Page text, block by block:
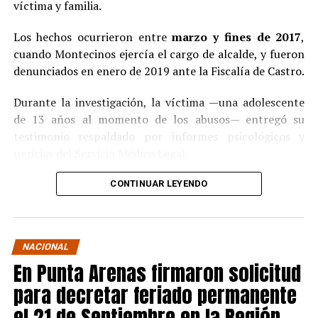
víctima y familia.
Los hechos ocurrieron entremarzo y fines de 2017,
cuando Montecinos ejercía el cargo de alcalde, y fueron
denunciados en enero de 2019 ante la Fiscalía de Castro.
Durante la investigación, la víctima —una adolescente
de 13 años al momento de los abusos— entregó su
testimonio respaldado por informes psicológicos y
Ante la contundencia de los antecedentes, el imputado
aceptó los cargosen un procedimiento abreviado,
La condena y el cumplimiento en libertad
ElJuzgado de Garantía de Castrodictó sentencia en
noviembre de 2021, condenando a Pedro Montecinos a
tres años y un día de presidio menor en su grado
CONTINUAR LEYENDO
NACIONAL
En Punta Arenas firmaron solicitud
para decretar feriado permanente